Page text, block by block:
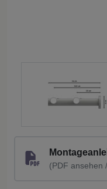
(PDF ansehen